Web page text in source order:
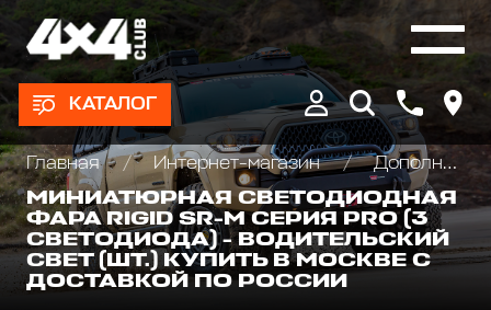
КАТАЛОГ
Главная Интернет-магазин
Дополнительные фары : Светодиодные, Галогеновые , Ксеноновые
МИНИАТЮРНАЯ СВЕТОДИОДНАЯ
ФАРА RIGID SR-M СЕРИЯ PRO (3
СВЕТОДИОДА) - ВОДИТЕЛЬСКИЙ
СВЕТ (ШТ.) КУПИТЬ В МОСКВЕ С
ДОСТАВКОЙ ПО РОССИИ